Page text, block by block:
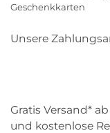
Geschenkkarten
Unsere
Gratis Versand* ab
und kostenlose